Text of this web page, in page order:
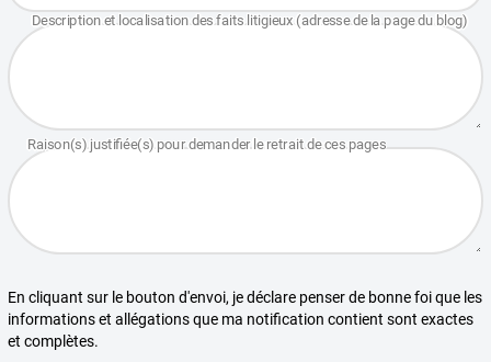
En cliquant sur le bouton d'envoi, je déclare penser de bonne foi que les
informations et allégations que ma notification contient sont exactes
et complètes.